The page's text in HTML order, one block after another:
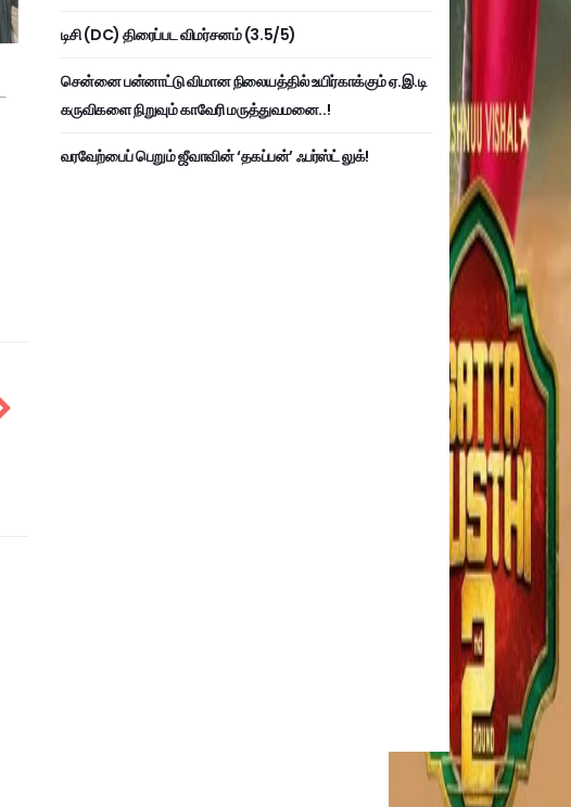
டிசி (DC) திரைப்பட விமர்சனம் (3.5/5)
சென்னை பன்னாட்டு விமான நிலையத்தில் உயிர்காக்கும் ஏ.இ.டி
கருவிகளை நிறுவும் காவேரி மருத்துவமனை..!
வரவேற்பைப் பெறும் ஜீவாவின் ‘தகப்பன்’ ஃபர்ஸ்ட் லுக்!